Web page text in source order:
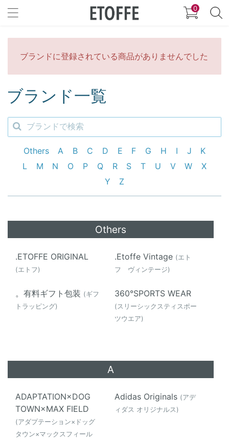
0
ブランドに登録されている商品がありませんでした
ブランド一覧
Others A B C D E F G H I J
K
L
M N O P Q R S T U V W
X
Y
Z
Others
.ETOFFE ORIGINAL
(エトフ)
.Etoffe Vintage (エト
フ ヴィンテージ)
。有料ギフト包装 (ギフ
トラッピング)
360°SPORTS WEAR
(スリーシックスティスポー
ツウエア)
A
ADAPTATION×DOG
TOWN×MAX FIELD
(アダプテーション×ドッグ
タウン×マックスフィール
Adidas Originals (アデ
ィダス オリジナルス)